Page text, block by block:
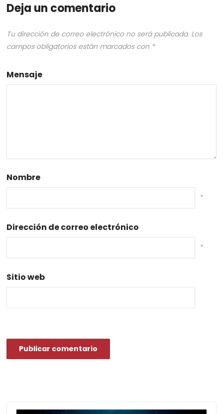
Deja un comentario
Tu dirección de correo electrónico no será publicada. Los
campos obligatorios están marcados con *
Mensaje
Nombre
*
Dirección de correo electrónico
*
Sitio web